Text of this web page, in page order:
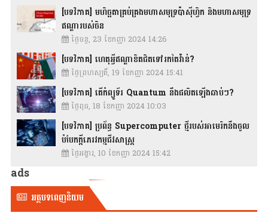
[បទវិភាគ] មហិច្ឆតាគ្រប់គ្រងមហាសមុទ្រប៉ាស៊ីហ្វិក និងមហាសមុទ្រ
ឥណ្ឌារបស់ចិន
ថ្ងៃចន្ទ, 23 ខែកញ្ញា 2024 14:26
[បទវិភាគ] ហេតុអ្វីឥណ្ឌាខិតជិតទៅរកតៃវ៉ាន់?
ថ្ងៃព្រហស្បតិ៍, 19 ខែកញ្ញា 2024 15:41
[បទវិភាគ] តើកំព្យូទ័រ Quantum នឹងផលិតឡើងឆាប់ៗ?
ថ្ងៃពុធ, 18 ខែកញ្ញា 2024 10:03
[បទវិភាគ] ប្រព័ន្ធ Supercomputer ថ្មីរបស់អាមេរិកនឹងចូល
បំបែកក្តីភេរវកម្មជីវសាស្រ្ត
ថ្ងៃអង្គារ, 10 ខែកញ្ញា 2024 15:42
ads
អត្ថបទពេញនិយម